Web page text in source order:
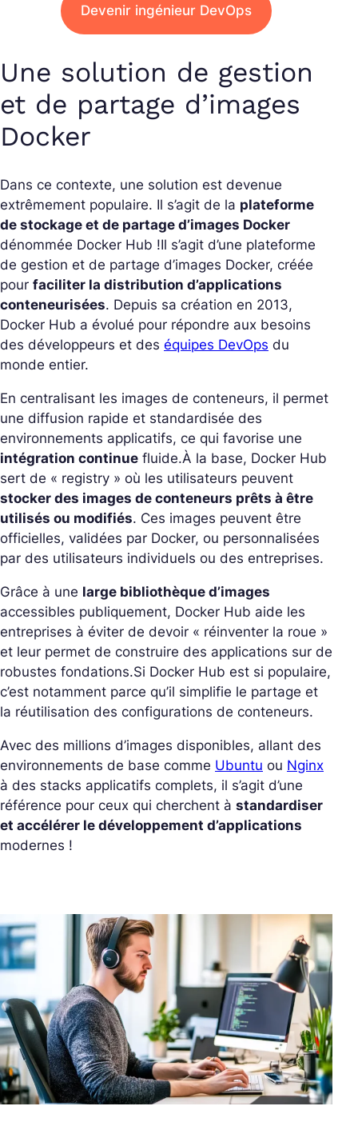
Devenir ingénieur DevOps
Une solution de gestion
et de partage d’images
Docker
Dans ce contexte, une solution est devenue
extrêmement populaire. Il s’agit de la plateforme
de stockage et de partage d’images Docker
dénommée Docker Hub !Il s’agit d’une plateforme
de gestion et de partage d’images Docker, créée
pour faciliter la distribution d’applications
conteneurisées. Depuis sa création en 2013,
Docker Hub a évolué pour répondre aux besoins
des développeurs et des équipes DevOps du
monde entier.
En centralisant les images de conteneurs, il permet
une diffusion rapide et standardisée des
environnements applicatifs, ce qui favorise une
intégration continue fluide.À la base, Docker Hub
sert de « registry » où les utilisateurs peuvent
stocker des images de conteneurs prêts à être
utilisés ou modifiés. Ces images peuvent être
officielles, validées par Docker, ou personnalisées
par des utilisateurs individuels ou des entreprises.
Grâce à une large bibliothèque d’images
accessibles publiquement, Docker Hub aide les
entreprises à éviter de devoir « réinventer la roue »
et leur permet de construire des applications sur de
robustes fondations.Si Docker Hub est si populaire,
c’est notamment parce qu’il simplifie le partage et
la réutilisation des configurations de conteneurs.
Avec des millions d’images disponibles, allant des
environnements de base comme Ubuntu ou Nginx
à des stacks applicatifs complets, il s’agit d’une
référence pour ceux qui cherchent à standardiser
et accélérer le développement d’applications
modernes !